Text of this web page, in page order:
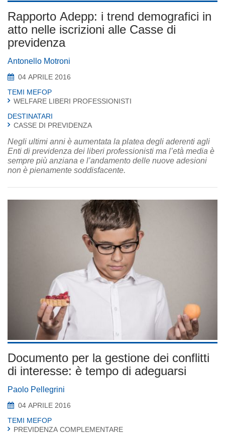
Rapporto Adepp: i trend demografici in
atto nelle iscrizioni alle Casse di
previdenza
Antonello Motroni
04 APRILE 2016
TEMI MEFOP
WELFARE LIBERI PROFESSIONISTI
DESTINATARI
CASSE DI PREVIDENZA
Negli ultimi anni è aumentata la platea degli aderenti agli
Enti di previdenza dei liberi professionisti ma l’età media è
sempre più anziana e l’andamento delle nuove adesioni
non è pienamente soddisfacente.
Documento per la gestione dei conflitti
di interesse: è tempo di adeguarsi
Paolo Pellegrini
04 APRILE 2016
TEMI MEFOP
PREVIDENZA COMPLEMENTARE